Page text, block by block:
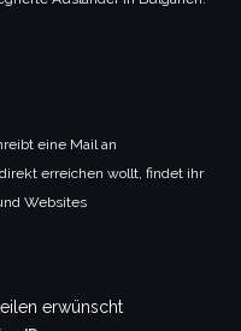
eine Mail an
erreichen wollt, findet ihr
Websites
erwünscht